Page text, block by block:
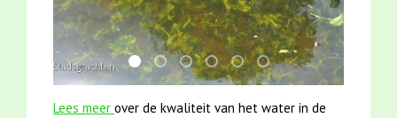
mei2021 1 snoekje elly
mei2021 watervogelmethode fuut met
jun2021 zaklv 5 snoekje MOOI
karper met kattenklimtouw
smoelenboek fifi en
jun2021 28 brasem
Lees meer over de kwaliteit van het water in de